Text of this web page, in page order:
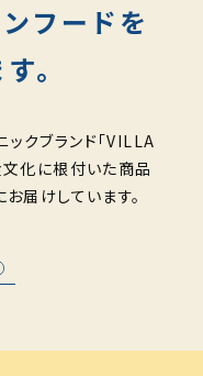
フードを
。
ックブランド「VILLA
化に根付いた商品
届けしています。